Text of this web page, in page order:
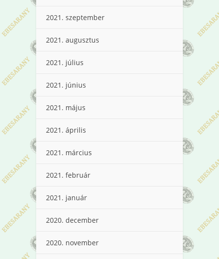
2021. szeptember
2021. augusztus
2021. július
2021. június
2021. május
2021. április
2021. március
2021. február
2021. január
2020. december
2020. november